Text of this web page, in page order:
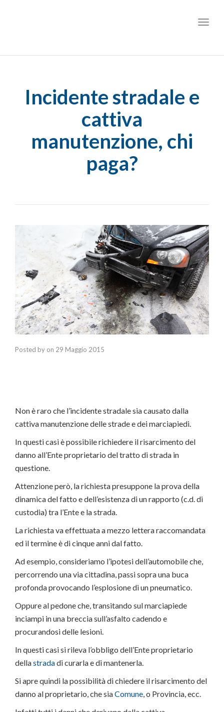
Incidente stradale e
cattiva
manutenzione, chi
paga?
Posted by on 29 Maggio 2015
Non è raro che l’incidente stradale sia causato dalla
cattiva manutenzione delle strade e dei marciapiedi.
In questi casi è possibile richiedere il risarcimento del
danno all’Ente proprietario del tratto di strada in
questione.
Attenzione però, la richiesta presuppone la prova della
dinamica del fatto e dell’esistenza di un rapporto (c.d. di
custodia) tra l’Ente e la strada.
La richiesta va effettuata a mezzo lettera raccomandata
ed il termine è di cinque anni dal fatto.
Ad esempio, consideriamo l’ipotesi dell’automobile che,
percorrendo una via cittadina, passi sopra una buca
profonda provocando l’esplosione di un pneumatico.
Oppure al pedone che, transitando sul marciapiede
inciampi in una breccia sull’asfalto cadendo e
procurandosi delle lesioni.
In questi casi si rileva l’obbligo dell’Ente proprietario
dellastradadi curarla e di mantenerla.
Si apre quindi la possibilità di chiedere il risarcimento del
danno al proprietario, che siaComune, o Provincia, ecc.